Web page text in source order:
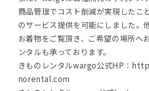
商品管理でコスト削減が実現したこ
のサービス提供を可能にしました。
お着物をご覧頂き、ご希望の場所へ
ンタルも承っております。
きものレンタルwargo公式HP：
norental.com